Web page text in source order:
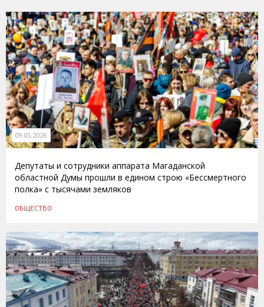
09.05.2026
Депутаты и сотрудники аппарата Магаданской
областной Думы прошли в едином строю «Бессмертного
полка» с тысячами земляков
ОБЩЕСТВО